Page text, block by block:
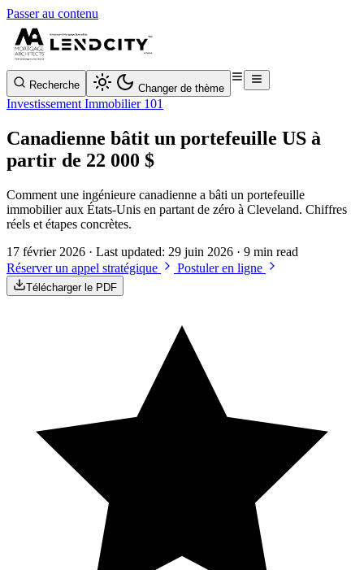
Passer au contenu
Recherche Changer de thème
Investissement Immobilier 101
Canadienne bâtit un portefeuille US à
partir de 22 000 $
Comment une ingénieure canadienne a bâti un portefeuille
immobilier aux États-Unis en partant de zéro à Cleveland. Chiffres
réels et étapes concrètes.
17 février 2026 · Last updated: 29 juin 2026 · 9 min read
Réserver un appel stratégique
Postuler en ligne
Télécharger le PDF